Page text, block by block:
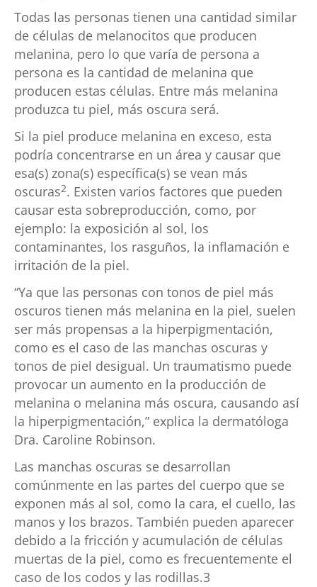
Todas las personas tienen una cantidad similar
de células de melanocitos que producen
melanina, pero lo que varía de persona a
persona es la cantidad de melanina que
producen estas células. Entre más melanina
produzca tu piel, más oscura será.
Si la piel produce melanina en exceso, esta
podría concentrarse en un área y causar que
esa(s) zona(s) específica(s) se vean más
oscuras2. Existen varios factores que pueden
causar esta sobreproducción, como, por
ejemplo: la exposición al sol, los
contaminantes, los rasguños, la inflamación e
irritación de la piel.
“Ya que las personas con tonos de piel más
oscuros tienen más melanina en la piel, suelen
ser más propensas a la hiperpigmentación,
como es el caso de las manchas oscuras y
tonos de piel desigual. Un traumatismo puede
provocar un aumento en la producción de
melanina o melanina más oscura, causando así
la hiperpigmentación,” explica la dermatóloga
Dra. Caroline Robinson.
Las manchas oscuras se desarrollan
comúnmente en las partes del cuerpo que se
exponen más al sol, como la cara, el cuello, las
manos y los brazos. También pueden aparecer
debido a la fricción y acumulación de células
muertas de la piel, como es frecuentemente el
caso de los codos y las rodillas.3